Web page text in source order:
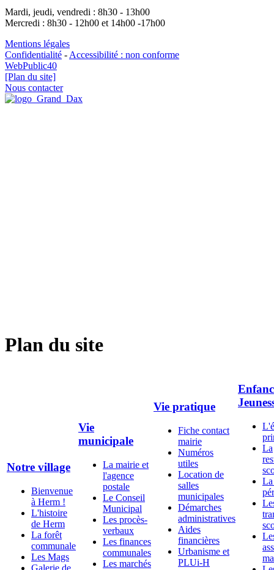
Mardi, jeudi, vendredi : 8h30 - 13h00
Mercredi : 8h30 - 12h00 et 14h00 -17h00
Mentions légales
Confidentialité - Accessibilité : non conforme
WebPublic40
[Plan du site]
Nous contacter
Plan du site
Notre village
Bienvenue
à Herm !
L'histoire
de Herm
La forêt
communale
Les Mags
Galerie de
Vie
municipale
La mairie et
l'agence
postale
Le Conseil
Municipal
Les procès-
verbaux
Les finances
communales
Les marchés
Vie pratique
Fiche contact
mairie
Numéros
utiles
Location de
salles
municipales
Démarches
administratives
Aides
financières
Urbanisme et
PLUi-H
La
La